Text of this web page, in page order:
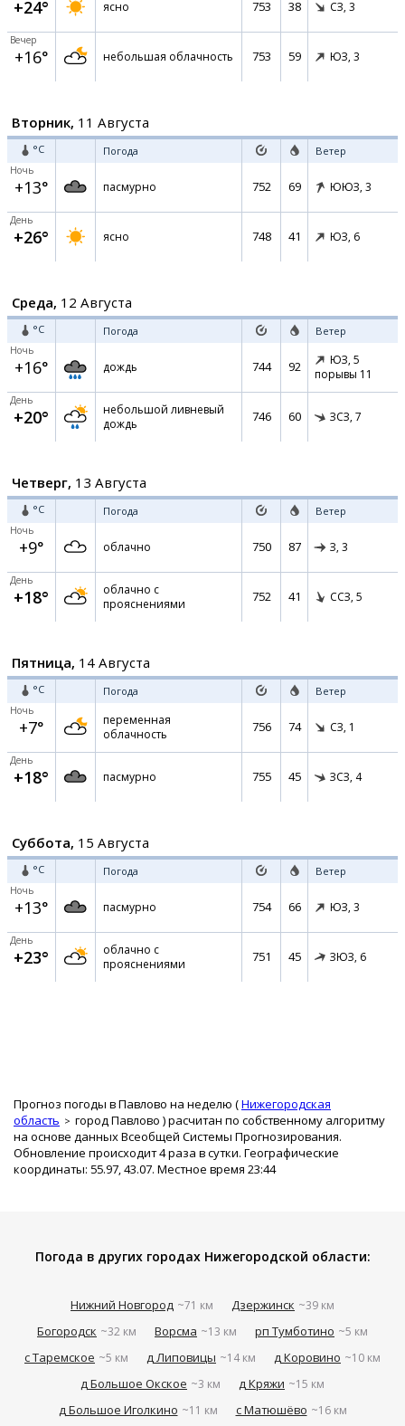
+24° ясно 753 38 СЗ, 3
Вечер
+16° небольшая облачность 753 59 ЮЗ, 3
Вторник, 11 Августа
°C Погода Ветер
Ночь
+13° пасмурно 752 69 ЮЮЗ, 3
День
+26° ясно 748 41 ЮЗ, 6
Среда, 12 Августа
°C Погода Ветер
Ночь
+16° дождь 744 92 ЮЗ, 5
порывы 11
День
+20°
небольшой ливневый
дождь
746 60 ЗСЗ, 7
Четверг, 13 Августа
°C Погода Ветер
Ночь
+9° облачно 750 87 З, 3
День
+18°
облачно с
прояснениями
752 41 ССЗ, 5
Пятница, 14 Августа
°C Погода Ветер
Ночь
+7°
переменная
облачность
756 74 СЗ, 1
День
+18° пасмурно 755 45 ЗСЗ, 4
Суббота, 15 Августа
°C Погода Ветер
Ночь
+13° пасмурно 754 66 ЮЗ, 3
День
+23°
облачно с
прояснениями
751 45 ЗЮЗ, 6
Прогноз погоды в Павлово на неделю (Нижегородская
область
город Павлово ) расчитан по собственному алгоритму
на основе данных Всеобщей Системы Прогнозирования.
Обновление происходит 4 раза в сутки. Географические
координаты: 55.97, 43.07. Местное время 23:44
Погода в других городах Нижегородской области:
Нижний Новгород ~71 км Дзержинск ~39 км
Богородск ~32 км Ворсма ~13 км рп Тумботино ~5 км
с Таремское ~5 км д Липовицы ~14 км д Коровино ~10 км
д Большое Окское ~3 км д Кряжи ~15 км
д Большое Иголкино ~11 км с Матюшёво ~16 км